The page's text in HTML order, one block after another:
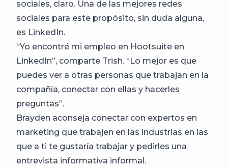
sociales, claro. Una de las mejores redes
sociales para este propósito, sin duda alguna,
es LinkedIn.
“Yo encontré mi empleo en Hootsuite en
LinkedIn”, comparte Trish. “Lo mejor es que
puedes ver a otras personas que trabajan en la
compañía, conectar con ellas y hacerles
preguntas”.
Brayden aconseja conectar con expertos en
marketing que trabajen en las industrias en las
que a ti te gustaría trabajar y pedirles una
entrevista informativa informal.